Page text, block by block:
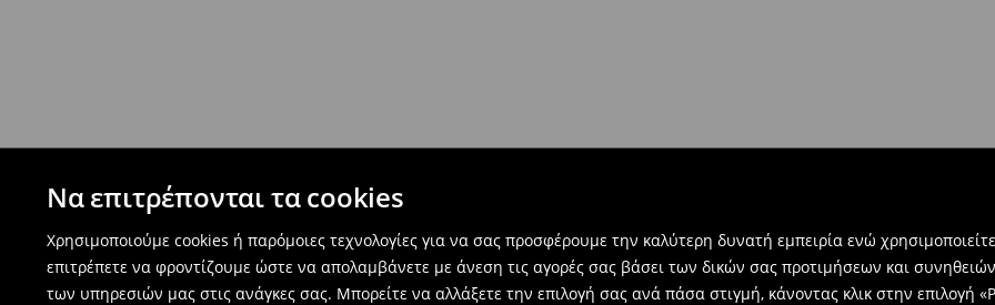
Να επιτρέπονται τα cookies
Χρησιμοποιούμε cookies ή παρόμοιες τεχνολογίες για να σας προσφέρουμε την καλύτερη δυνατή εμπειρία ενώ
επιτρέπετε να φροντίζουμε ώστε να απολαμβάνετε με άνεση τις αγορές σας βάσει των δικών σας προτιμήσεων και
των υπηρεσιών μας στις ανάγκες σας. Μπορείτε να αλλάξετε την επιλογή σας ανά πάσα στιγμή, κάνοντας κλικ στην επιλογή